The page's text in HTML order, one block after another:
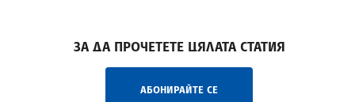
ЗА ДА ПРОЧЕТЕТЕ ЦЯЛАТА СТАТИЯ
АБОНИРАЙТЕ СЕ